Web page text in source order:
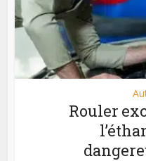
Rouler